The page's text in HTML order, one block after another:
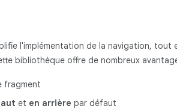
l'implémentation de la navigation, tout
bibliothèque offre de nombreux
fragment
et en arrière par défaut